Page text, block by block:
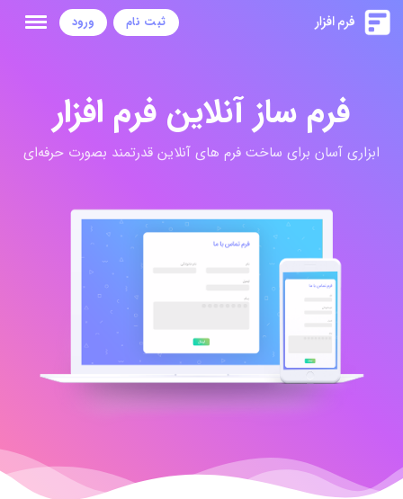
ثبت نام ورود
فرم ساز آنلاین فرم افزار
ابزاری آسان برای ساخت فرم های آنلاین قدرتمند بصورت حرفه‌ای